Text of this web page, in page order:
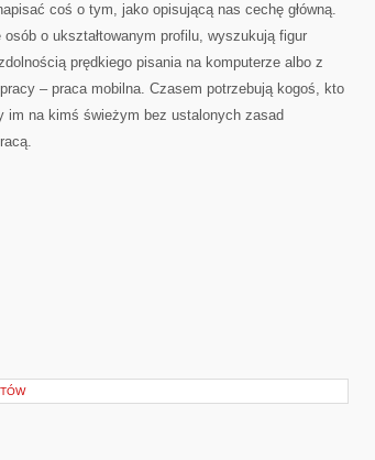
coś o tym, jako opisującą nas cechę główną.
o ukształtowanym profilu, wyszukują figur
prędkiego pisania na komputerze albo z
– praca mobilna. Czasem potrzebują kogoś, kto
im na kimś świeżym bez ustalonych zasad